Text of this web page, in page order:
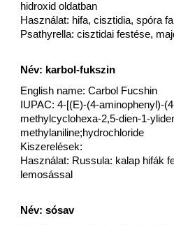
hidroxid oldatban
Használat: hifa, cisztidia, spóra
Psathyrella: cisztidai festése,
Név: karbol-fukszin
English name: Carbol Fucshin
IUPAC: 4-[(E)-(4-aminophenyl)-
methylcyclohexa-2,5-dien-1-
methylaniline;hydrochloride
Kiszerelések:
Használat: Russula: kalap hifák
lemosással
Név: sósav